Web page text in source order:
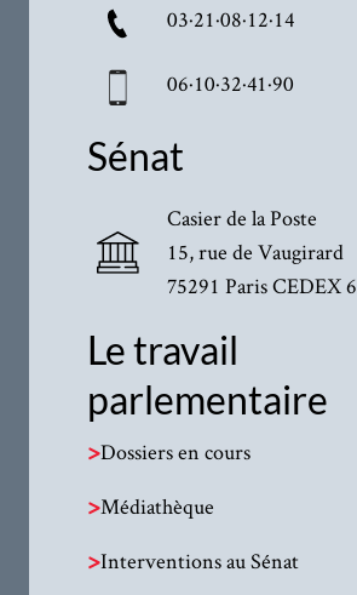
03·21·08·12·14
06·10·32·41·90
Sénat
Casier de la Poste
15, rue de Vaugirard
75291 Paris CEDEX 6
Le travail
parlementaire
>Dossiers en cours
>Médiathèque
>Interventions au Sénat